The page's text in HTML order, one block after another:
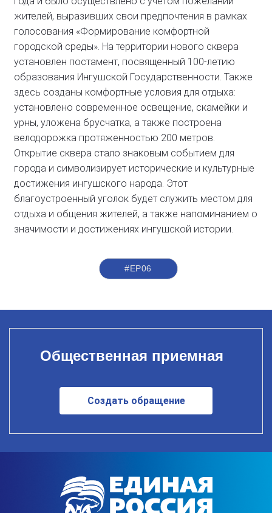
жителей, выразивших свои предпочтения в рамках
голосования «Формирование комфортной
городской среды». На территории нового сквера
установлен постамент, посвященный 100-летию
образования Ингушской Государственности. Также
здесь созданы комфортные условия для отдыха:
установлено современное освещение, скамейки и
урны, уложена брусчатка, а также построена
велодорожка протяженностью 200 метров.
Открытие сквера стало знаковым событием для
города и символизирует исторические и культурные
достижения ингушского народа. Этот
благоустроенный уголок будет служить местом для
отдыха и общения жителей, а также напоминанием о
значимости и достижениях ингушской истории.
#ЕР06
Общественная приемная
Создать обращение